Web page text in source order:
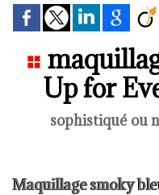
Up for
sophistiqué ou
Maquillage smoky